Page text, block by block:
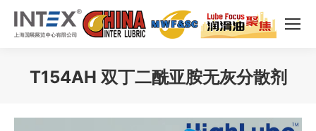
T154AH 双丁二酰亚胺无灰分散剂